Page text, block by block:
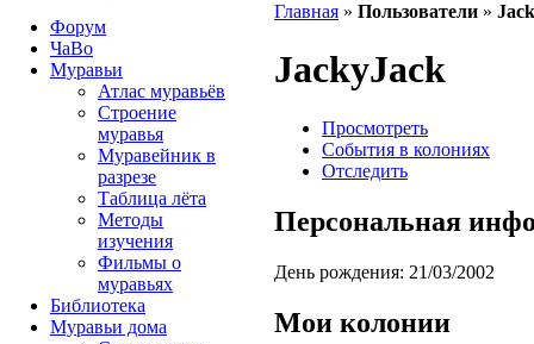
Главная » Пользователи »
JackyJack
Просмотреть
События в колониях
Отследить
Персональная
День рождения: 21/03/2002
Мои колонии
Форум
ЧаВо
Муравьи
Атлас муравьёв
Строение
муравья
Муравейник в
разрезе
Таблица лёта
Методы
изучения
Фильмы о
муравьях
Библиотека
Муравьи дома